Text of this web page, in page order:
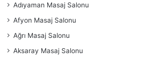
Adıyaman Masaj Salonu
Afyon Masaj Salonu
Ağrı Masaj Salonu
Aksaray Masaj Salonu